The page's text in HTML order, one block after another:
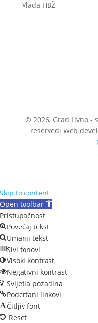
Vlada HBŽ
© 2026. Grad Livno -
reserved! Web
Skip to content
Open toolbar
Pristupačnost
Povećaj tekst
Umanji tekst
Sivi tonovi
Visoki kontrast
Negativni kontrast
Svijetla pozadina
Podcrtani linkovi
Čitljiv font
Reset